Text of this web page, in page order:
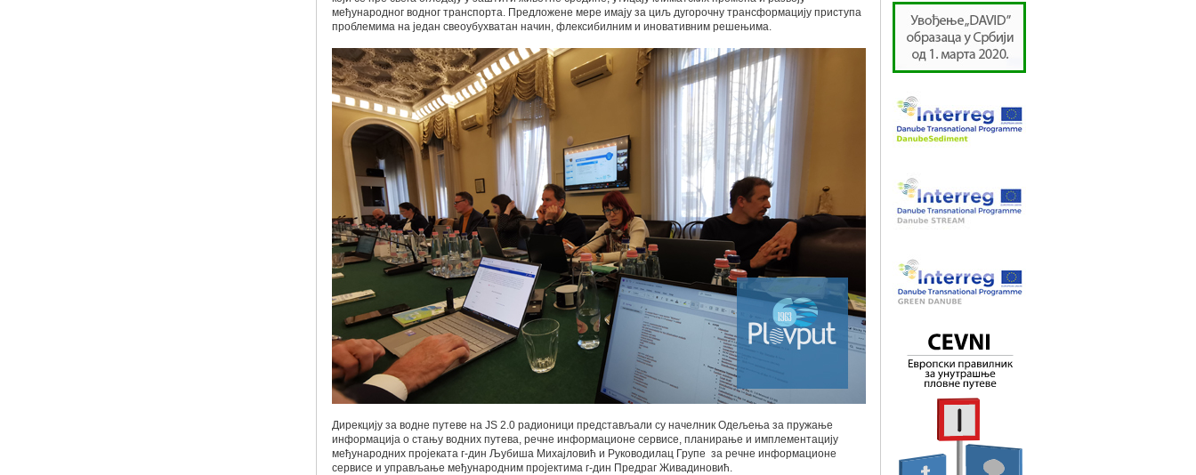
међународног водног транспорта. Предложене мере имају за циљ дугорочну трансформацију приступа
проблемима на један свеоубухватан начин, флексибилним и иновативним решењима.
Дирекцију за водне путеве на JS 2.0 радионици представљали су начелник Oдељења за пружање
информација о стању водних путева, речне информационе сервисе, планирање и имплементацију
међународних пројеката г-дин Љубиша Михајловић и Руководилац Групе за речне информационе
сервисе и управљање међународним пројектима г-дин Предраг Живадиновић.